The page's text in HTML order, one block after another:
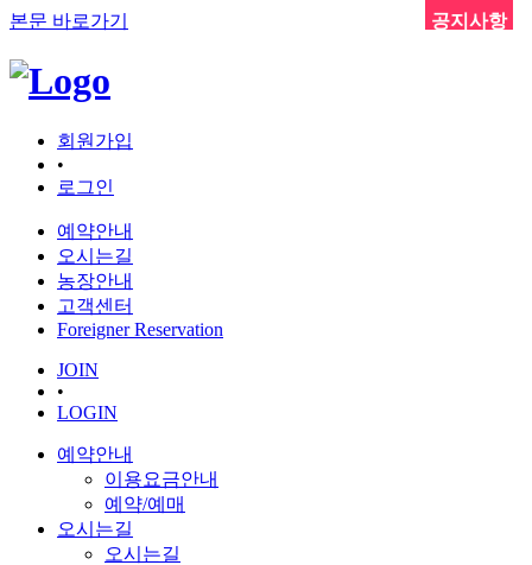
본문 바로가기
회원가입
•
로그인
예약안내
오시는길
농장안내
고객센터
Foreigner Reservation
JOIN
•
LOGIN
예약안내
이용요금안내
예약/예매
오시는길
오시는길
공지사항